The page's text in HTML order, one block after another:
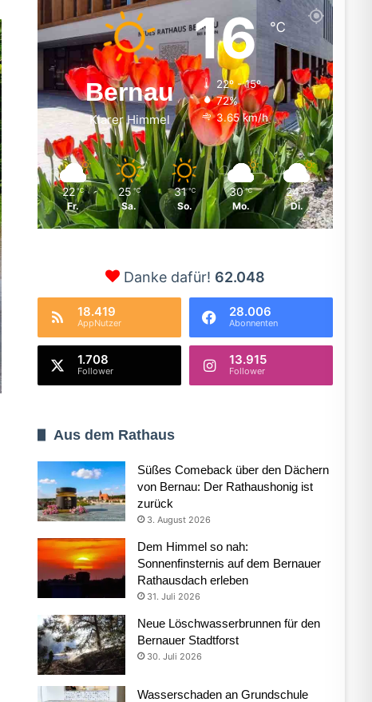
Bernau
Klarer Himmel
16℃
22º - 15º
72%
3.65 km/h
22 ℃
Fr.
25 ℃
Sa.
31 ℃
So.
30 ℃
Mo.
24 ℃
Di.
Danke dafür! 62.048
18.419
AppNutzer
28.006
Abonnenten
1.708
Follower
13.915
Follower
Aus dem Rathaus
Süßes Comeback über den Dächern
von Bernau: Der Rathaushonig ist
zurück
3. August 2026
Dem Himmel so nah:
Sonnenfinsternis auf dem Bernauer
Rathausdach erleben
31. Juli 2026
Neue Löschwasserbrunnen für den
Bernauer Stadtforst
30. Juli 2026
Wasserschaden an Grundschule